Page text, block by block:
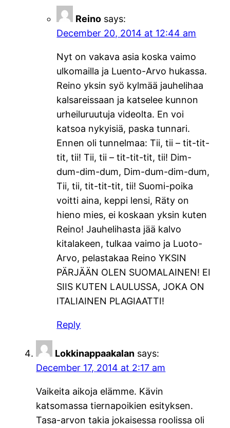
Reino says:
December 20, 2014 at 12:44 am
Nyt on vakava asia koska vaimo
ulkomailla ja Luento-Arvo hukassa.
Reino yksin syö kylmää jauhelihaa
kalsareissaan ja katselee kunnon
urheiluruutuja videolta. En voi
katsoa nykyisiä, paska tunnari.
Ennen oli tunnelmaa: Tii, tii – tit-tit-
tit, tii! Tii, tii – tit-tit-tit, tii! Dim-
dum-dim-dum, Dim-dum-dim-dum,
Tii, tii, tit-tit-tit, tii! Suomi-poika
voitti aina, keppi lensi, Räty on
hieno mies, ei koskaan yksin kuten
Reino! Jauhelihasta jää kalvo
kitalakeen, tulkaa vaimo ja Luoto-
Arvo, pelastakaa Reino YKSIN
PÄRJÄÄN OLEN SUOMALAINEN! EI
SIIS KUTEN LAULUSSA, JOKA ON
ITALIAINEN PLAGIAATTI!
Reply
Lokkinappaakalan says:
December 17, 2014 at 2:17 am
Vaikeita aikoja elämme. Kävin
katsomassa tiernapoikien esityksen.
Tasa-arvon takia jokaisessa roolissa oli